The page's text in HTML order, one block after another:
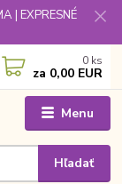
| EXPRESNÉ
Menu
Hľadať
0 ks
za 0,00 EUR